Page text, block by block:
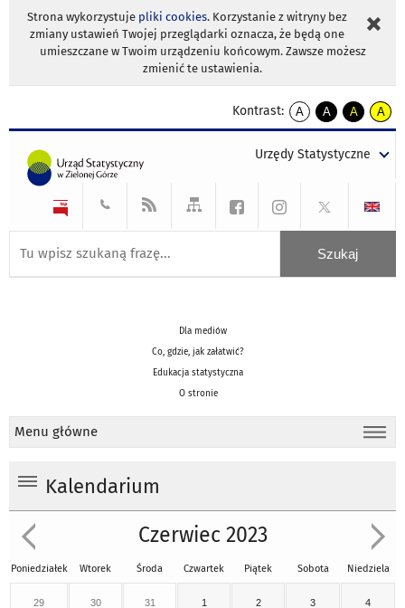
Strona wykorzystuje pliki cookies. Korzystanie z witryny bez
zmiany ustawień Twojej przeglądarki oznacza, że będą one
umieszczane w Twoim urządzeniu końcowym. Zawsze możesz
zmienić te ustawienia.
Kontrast:
A
kontrast
A
kontrast
tekst
czarnym
A
kontrast
tekst
czarnym
A
tekst
żółtym
Urzędy Statystyczne
Dla mediów
Co, gdzie, jak załatwić?
Edukacja statystyczna
O stronie
Menu główne
Kalendarium
Czerwiec 2023
Poniedziałek Wtorek Środa Czwartek Piątek Sobota Niedziela
29 30 31 1 2 3 4